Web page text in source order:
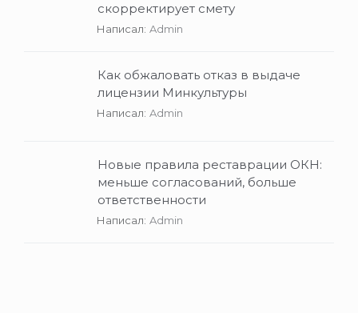
скорректирует смету
Написал: Admin
Как обжаловать отказ в выдаче
лицензии Минкультуры
Написал: Admin
Новые правила реставрации ОКН:
меньше согласований, больше
ответственности
Написал: Admin